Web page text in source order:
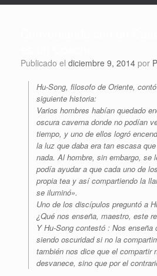
Publicado el diciembre 9, 2014 por
Hu-Song, filosofo de Oriente,
siguiente historia:
Varios hombres habían quedado
oscura caverna donde no podían
tiempo, y uno de ellos logró
la luz que daba era tan escasa
nada. Al hombre, sin embargo, se
podía ayudar a que cada uno de
propia tea y así compartiendo la
se iluminó».
Uno de los discípulos preguntó a
¿Qué nos enseña, maestro, este
Y Hu-Song contestó : Nos enseña
siendo oscuridad si no la
también nos dice que el compartir
desvanece, sino que por el